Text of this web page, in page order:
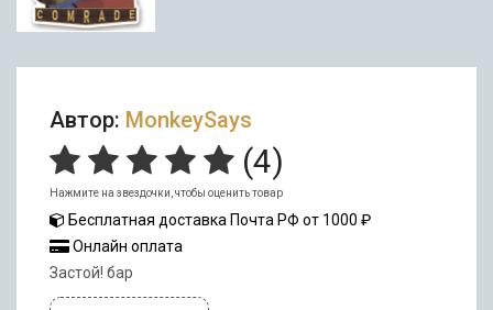
Автор: MonkeySays
(4)
Нажмите на звездочки, чтобы оценить товар
Бесплатная доставка Почта РФ от 1000 ₽
Онлайн оплата
Застой! бар